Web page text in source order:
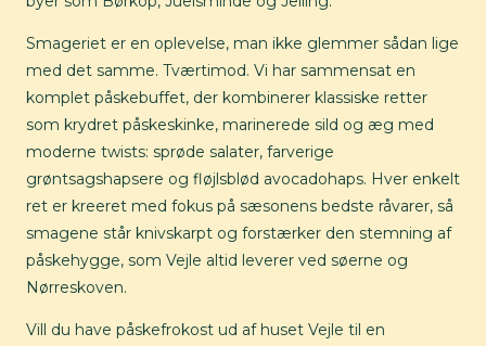
Smageriet er en oplevelse, man ikke glemmer sådan lige
med det samme. Tværtimod. Vi har sammensat en
komplet påskebuffet, der kombinerer klassiske retter
som krydret påskeskinke, marinerede sild og æg med
moderne twists: sprøde salater, farverige
grøntsagshapsere og fløjlsblød avocadohaps. Hver enkelt
ret er kreeret med fokus på sæsonens bedste råvarer, så
smagene står knivskarpt og forstærker den stemning af
påskehygge, som Vejle altid leverer ved søerne og
Nørreskoven.
Vill du have påskefrokost ud af huset Vejle til en